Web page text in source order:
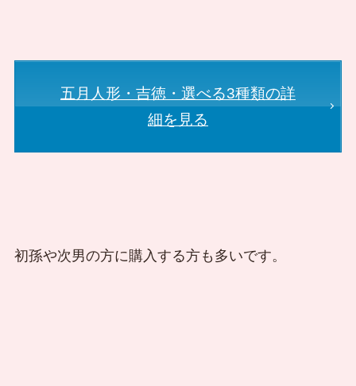
五月人形・吉徳・選べる3種類の詳
細を見る
初孫や次男の方に購入する方も多いです。